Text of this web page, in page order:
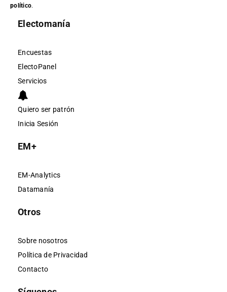
político.
Electomanía
Encuestas
ElectoPanel
Servicios
Quiero ser patrón
Inicia Sesión
EM+
EM-Analytics
Datamanía
Otros
Sobre nosotros
Política de Privacidad
Contacto